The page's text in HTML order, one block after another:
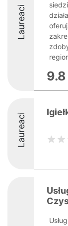
Laureaci
9.8
Laureaci